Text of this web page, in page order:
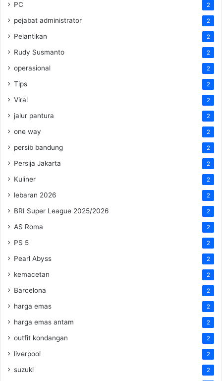
PC 2
pejabat administrator 2
Pelantikan 2
Rudy Susmanto 2
operasional 2
Tips 2
Viral 2
jalur pantura 2
one way 2
persib bandung 2
Persija Jakarta 2
Kuliner 2
lebaran 2026 2
BRI Super League 2025/2026 2
AS Roma 2
PS 5 2
Pearl Abyss 2
kemacetan 2
Barcelona 2
harga emas 2
harga emas antam 2
outfit kondangan 2
liverpool 2
suzuki 2